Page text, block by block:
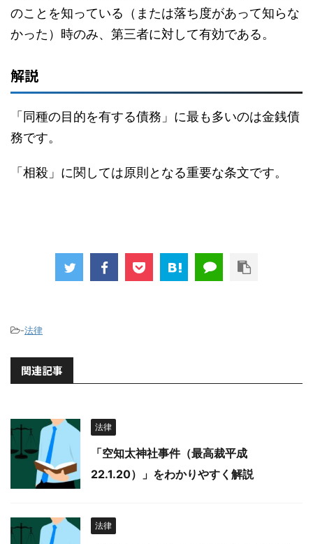
のことを知っている（または落ち度があって知らな
かった）時のみ、第三者に対して有効である。
解説
「同種の目的を有する債務」に最も多いのは金銭債
務です。
「相殺」に関しては原則となる重要な条文です。
-法律
関連記事
法律
「空知太神社事件（最高裁平成
22.1.20）」をわかりやすく解説
法律